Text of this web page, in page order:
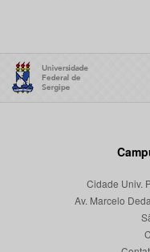
Cidade Univ.
Av. Marcelo